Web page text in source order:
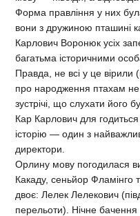
Форма правління у них
вони з дружиною пташині
Карлович Воронюк усіх
багатьма історичними
Правда, не всі у це вірили
про народження птахам не
зустрічі, що слухати його
Кар Карлович для
історію — один з
директори.
Орлину мову погодилася
Какаду, сеньйор
двоє: Лелек Лелекович
перельоти). Нічне